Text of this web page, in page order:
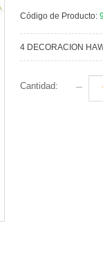
Código de Producto:
4 DECORACION
Cantidad: